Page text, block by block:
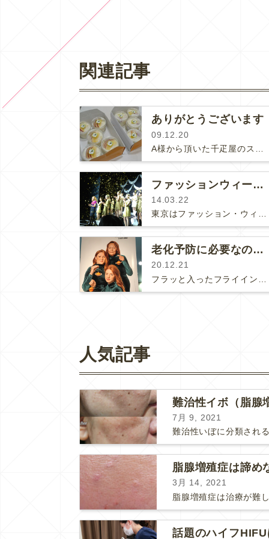
関連記事
ありがとうございます
09.12.20
ファッションウィーク 東京
14.03.22
老化予防に必要なのはヒアルロン酸注射やボトックスか？あるいはレーザーか？
20.12.21
人気記事
難治性イボ（脂腺
7月 9, 2021
3月 14, 2021
話題のハイフ